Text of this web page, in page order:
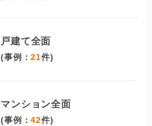
戸建て全面
(事例：21件)
マンション全面
(事例：42件)